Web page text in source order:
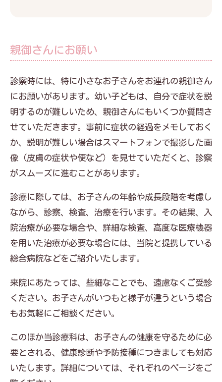
親御さんにお願い
診察時には、特に小さなお子さんをお連れの親御さん
にお願いがあります。幼い子どもは、自分で症状を説
明するのが難しいため、親御さんにもいくつか質問さ
せていただきます。事前に症状の経過をメモしておく
か、説明が難しい場合はスマートフォンで撮影した画
像（皮膚の症状や便など）を見せていただくと、診察
がスムーズに進むことがあります。
診療に際しては、お子さんの年齢や成長段階を考慮し
ながら、診察、検査、治療を行います。その結果、入
院治療が必要な場合や、詳細な検査、高度な医療機器
を用いた治療が必要な場合には、当院と提携している
総合病院などをご紹介いたします。
来院にあたっては、些細なことでも、遠慮なくご受診
ください。お子さんがいつもと様子が違うという場合
もお気軽にご相談ください。
このほか当診療科は、お子さんの健康を守るために必
要とされる、健康診断や予防接種につきましても対応
いたします。詳細については、それぞれのページをご